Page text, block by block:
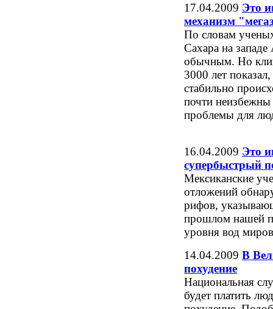
17.04.2009 Это
механизм
По словам
Сахара на
обычным. Но
3000 лет
стабильно
почти неизбежны
проблемы для
16.04.2009 Это
супербыстрый
Мексиканские
отложений
рифов,
прошлом нашей
уровня вод
14.04.2009 В
похудение
Национальная
будет платить